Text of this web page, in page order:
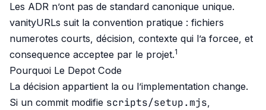
Les ADR n’ont pas de standard canonique unique.
vanityURLs suit la convention pratique : fichiers
numerotes courts, décision, contexte qui l’a forcee, et
consequence acceptee par le projet.1
Pourquoi Le Depot Code
La décision appartient la ou l’implementation change.
Si un commit modifie scripts/setup.mjs,